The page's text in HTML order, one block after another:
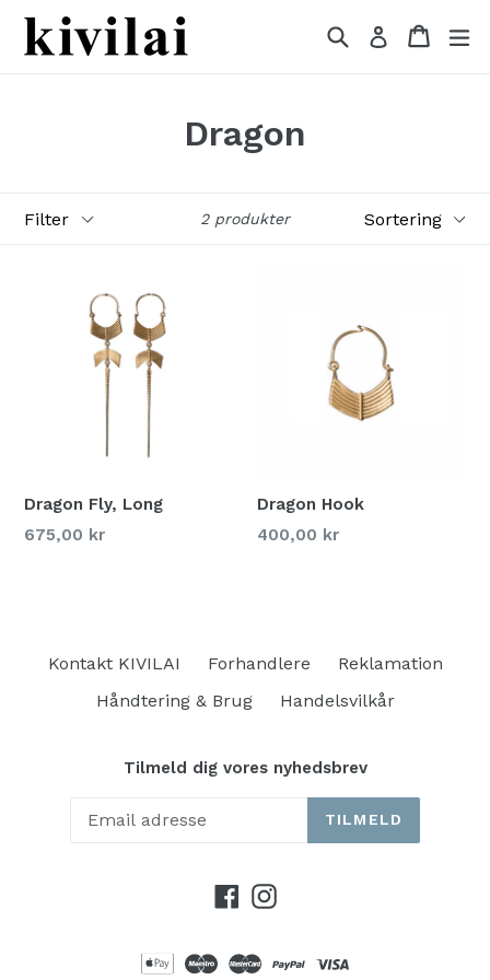
videre
Søg Log ind
Dragon
2 produkter
Dragon Fly, Long
675,00 kr
Dragon Hook
400,00 kr
Kontakt KIVILAI Forhandlere
Reklamation
Håndtering & Brug
Handelsvilkår
Tilmeld dig vores nyhedsbrev
TILMELD
Facebook
Instagram